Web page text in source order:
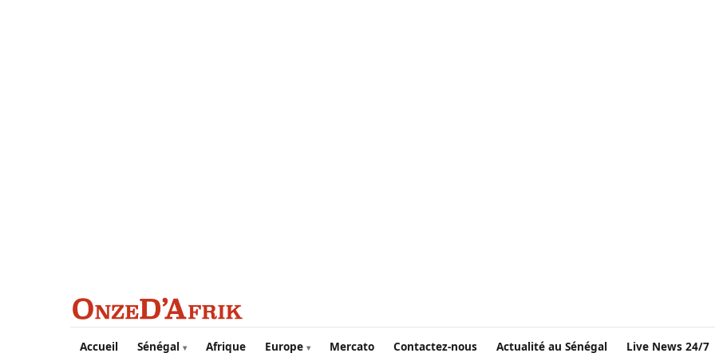
Aller au contenu principal
Accueil Sénégal Afrique Europe Mercato Contactez-nous Actualité au Sénégal Live News 24/7